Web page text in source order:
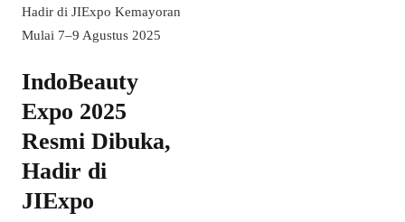
Hadir di JIExpo Kemayoran
Mulai 7–9 Agustus 2025
IndoBeauty
Expo 2025
Resmi Dibuka,
Hadir di
JIExpo